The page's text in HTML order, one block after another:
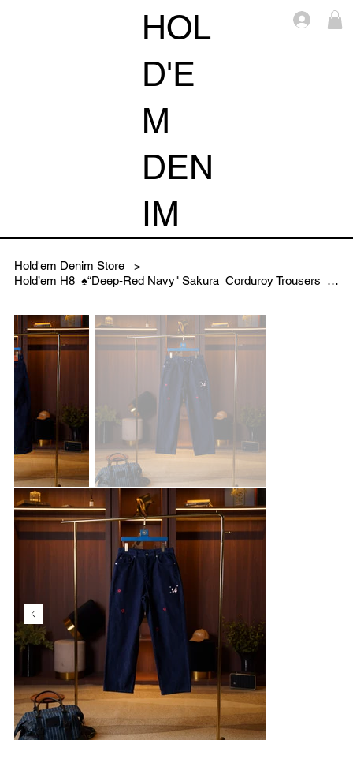
HOL
D'E
M
DEN
IM
Log
Hold'em Denim Store
>
Hold’em H8 ♠️“Deep-Red Navy" Sakura Corduroy Trousers Collection 2026